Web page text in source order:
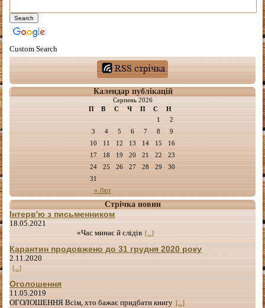
Custom Search
Календар публікацій
Серпень 2026
П
В С Ч П С Н
« Лют
1
2
3
4 5 6 7 8
9
10
11 12 13 14 15
16
17
18 19 20 21 22
23
24
25 26 27 28 29
30
31
Стрічка новин
Інтерв'ю з письменником
18.05.2021
«Час минає й слідів [...]
Карантин продовжено до 31 грудня 2020 року
2.11.2020
[...]
Оголошення
11.05.2019
ОГОЛОШЕННЯ Всім, хто бажає придбати книгу [...]